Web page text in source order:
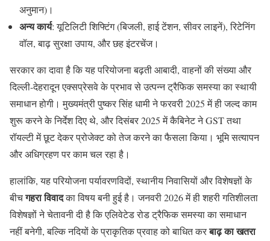
अनुमान)।
अन्य कार्य: यूटिलिटी शिफ्टिंग (बिजली, हाई टेंशन, सीवर लाइनें), रिटेनिंग
वॉल, बाढ़ सुरक्षा उपाय, और छह इंटरचेंज।
सरकार का दावा है कि यह परियोजना बढ़ती आबादी, वाहनों की संख्या और
दिल्ली-देहरादून एक्सप्रेसवे के प्रभाव से उत्पन्न ट्रैफिक समस्या का स्थायी
समाधान होगी। मुख्यमंत्री पुष्कर सिंह धामी ने फरवरी 2025 में ही जल्द काम
शुरू करने के निर्देश दिए थे, और दिसंबर 2025 में कैबिनेट ने GST तथा
रॉयल्टी में छूट देकर प्रोजेक्ट को तेज करने का फैसला किया। भूमि सत्यापन
और अधिग्रहण पर काम चल रहा है।
हालांकि, यह परियोजना पर्यावरणविदों, स्थानीय निवासियों और विशेषज्ञों के
बीचगहरा विवादका विषय बनी हुई है। जनवरी 2026 में ही शहरी गतिशीलता
विशेषज्ञों ने चेतावनी दी है कि एलिवेटेड रोड ट्रैफिक समस्या का समाधान
नहीं बनेगी, बल्कि नदियों के प्राकृतिक प्रवाह को बाधित करबाढ़ का खतरा